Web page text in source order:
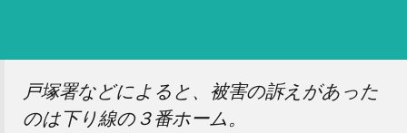
戸塚署などによると、被害の訴えがあった
のは下り線の３番ホーム。